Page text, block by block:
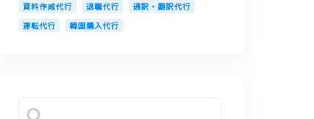
資料作成代行
退職代行
通訳・翻訳代行
運転代行
韓国購入代行